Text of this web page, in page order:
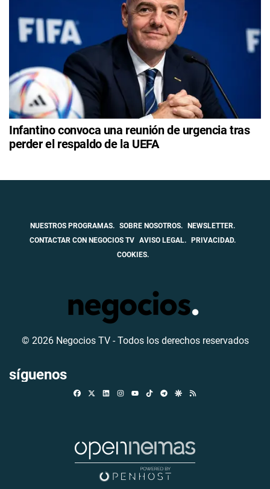
Infantino convoca una reunión de urgencia tras
perder el respaldo de la UEFA
NUESTROS PROGRAMAS. SOBRE NOSOTROS. NEWSLETTER.
CONTACTAR CON NEGOCIOS TV AVISO LEGAL. PRIVACIDAD.
COOKIES.
© 2026 Negocios TV - Todos los derechos reservados
síguenos
FacebookLinkedinInstagramTikTokTelegramGoogle Discover